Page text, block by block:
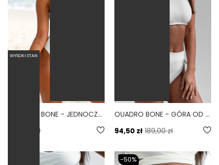
PINACCLE BONE - JEDNOCZĘŚCIOWY STRÓJ KĄPIELOWY MODELUJĄCY WIĄZANY BIAŁY
279,00 zł
QUADRO BONE - GÓRA OD BIKINI ZABUDOWANA BIAŁY
94,50 zł 189,00 zł
WYSOKI STAN
-50%